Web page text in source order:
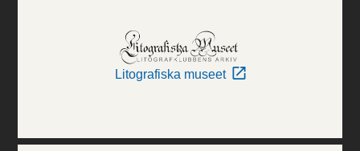
Litografiska museet